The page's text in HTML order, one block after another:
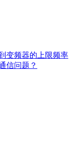
变频器的上限频率
信问题？